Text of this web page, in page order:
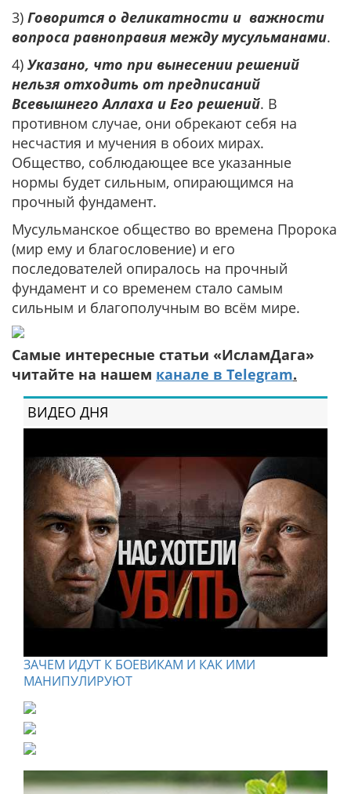
3) Говорится о деликатности и важности
вопроса равноправия между мусульманами.
4) Указано, что при вынесении решений
нельзя отходить от предписаний
Всевышнего Аллаха и Его решений. В
противном случае, они обрекают себя на
несчастия и мучения в обоих мирах.
Общество, соблюдающее все указанные
нормы будет сильным, опирающимся на
прочный фундамент.
Мусульманское общество во времена Пророка
(мир ему и благословение) и его
последователей опиралось на прочный
фундамент и со временем стало самым
сильным и благополучным во всём мире.
Самые интересные статьи «ИсламДага»
читайте на нашем канале в Telegram.
ВИДЕО ДНЯ
ЗАЧЕМ ИДУТ К БОЕВИКАМ И КАК ИМИ
МАНИПУЛИРУЮТ